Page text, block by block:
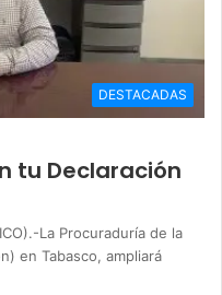
DESTACADAS
tu Declaración
La Procuraduría de la
en Tabasco, ampliará